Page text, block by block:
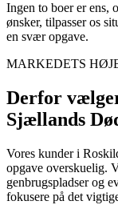
Ingen to boer er ens,
ønsker, tilpasser os
en svær opgave.
MARKEDETS
Derfor
Sjællands
Vores kunder i
opgave overskuelig.
genbrugspladser og
fokusere på det